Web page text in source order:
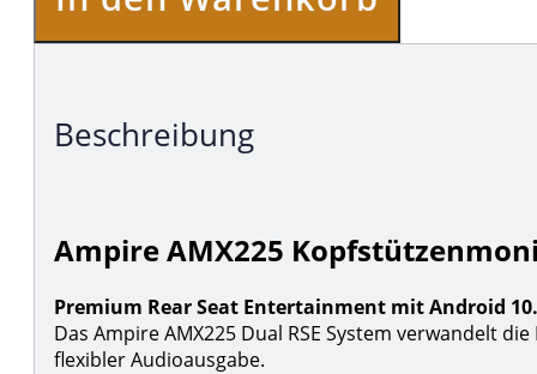
Beschreibung
Ampire AMX225
Premium Rear Seat Entertainment mit Android 10.
Das Ampire AMX225 Dual RSE System verwandelt
flexibler Audioausgabe.